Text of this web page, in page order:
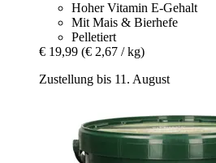
Hoher Vitamin E-Gehalt
Mit Mais & Bierhefe
Pelletiert
€ 19,99 (€ 2,67 / kg)
Zustellung bis 11. August